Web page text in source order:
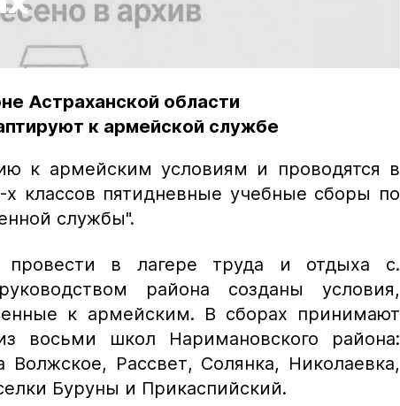
Астраханской области
к армейской службе
к армейским условиям и проводятся в
классов пятидневные учебные сборы по
службы".
в лагере труда и отдыха с.
района созданы условия,
к армейским. В сборах принимают
восьми школ Наримановского района:
Волжское, Рассвет, Солянка, Николаевка,
Буруны и Прикаспийский.